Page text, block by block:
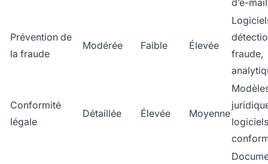
d’e-
Prévention de
la fraude
Modérée Faible Élevée
fraude,
Conformité
légale
Détaillée Élevée Moyenne